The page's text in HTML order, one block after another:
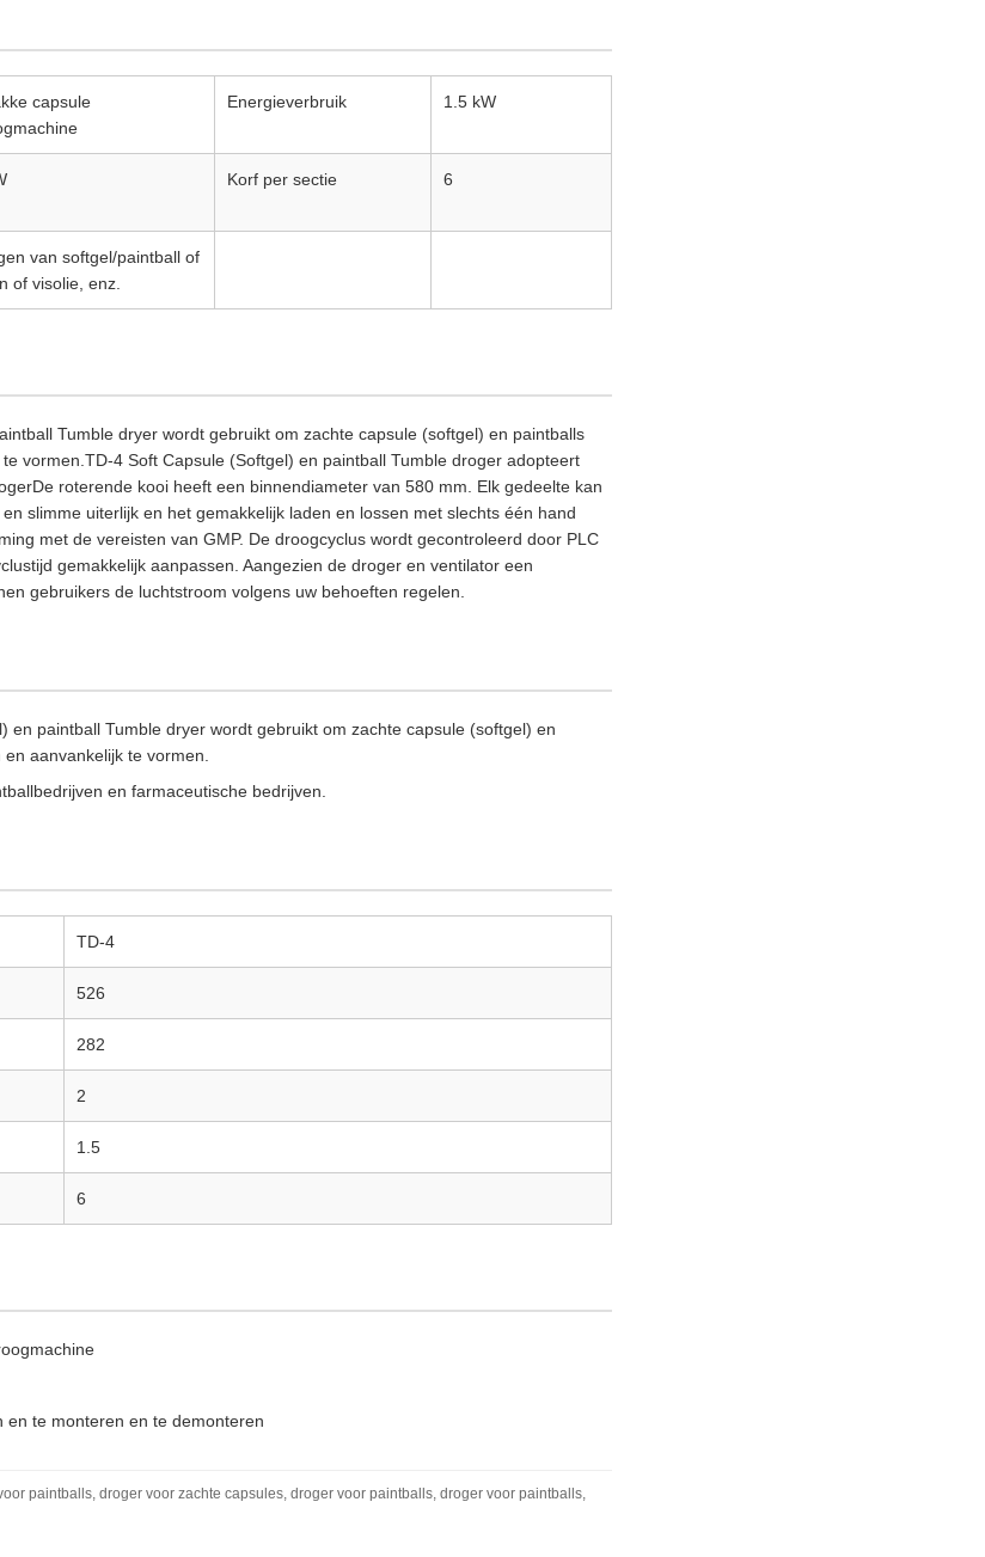
capsule
Energieverbruik 1.5 kW
Korf per sectie 6
van softgel/paintball of
of visolie, enz.
Tumble dryer wordt gebruikt om zachte capsule (softgel) en paintballs
vormen.TD-4 Soft Capsule (Softgel) en paintball Tumble droger adopteert
roterende kooi heeft een binnendiameter van 580 mm. Elk gedeelte kan
slimme uiterlijk en het gemakkelijk laden en lossen met slechts één hand
met de vereisten van GMP. De droogcyclus wordt gecontroleerd door PLC
gemakkelijk aanpassen. Aangezien de droger en ventilator een
gebruikers de luchtstroom volgens uw behoeften regelen.
en paintball Tumble dryer wordt gebruikt om zachte capsule (softgel) en
aanvankelijk te vormen.
en farmaceutische bedrijven.
TD-4
526
282
2
1.5
6
en te monteren en te demonteren
paintballs, droger voor zachte capsules, droger voor paintballs, droger voor paintballs,